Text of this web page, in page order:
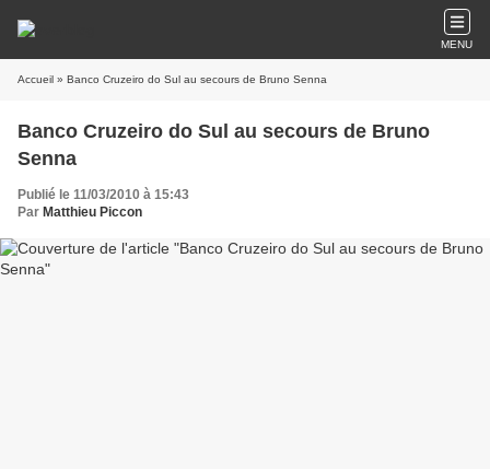
MENU
Accueil » Banco Cruzeiro do Sul au secours de Bruno Senna
Banco Cruzeiro do Sul au secours de Bruno
Senna
Publié le 11/03/2010 à 15:43
Par Matthieu Piccon